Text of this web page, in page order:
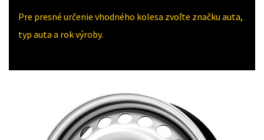
Pre presné určenie vhodného kolesa zvoľte značku auta,
typ auta a rok výroby.